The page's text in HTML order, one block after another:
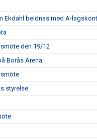
Ekdahl belönas med A-
den 19/12
Borås Arena
styrelse